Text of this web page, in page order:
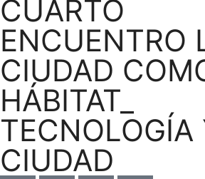
CUARTO
ENCUENTRO
CIUDAD
HÁBITAT_
TECNOLOGÍA
CIUDAD